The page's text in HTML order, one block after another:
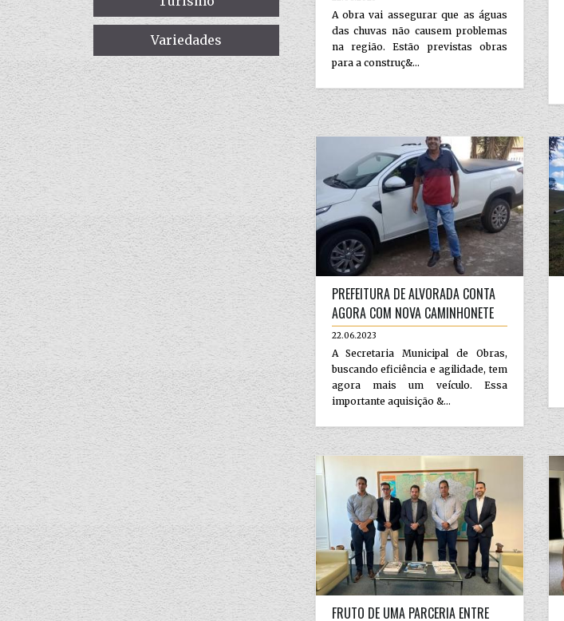
Variedades
A obra vai assegurar que as águas
das chuvas não causem problemas
na região. Estão previstas obras
para a construç&...
PREFEITURA DE ALVORADA CONTA
AGORA COM NOVA CAMINHONETE
22.06.2023
A Secretaria Municipal de Obras,
buscando eficiência e agilidade, tem
agora mais um veículo. Essa
importante aquisição &...
FRUTO DE UMA PARCERIA ENTRE